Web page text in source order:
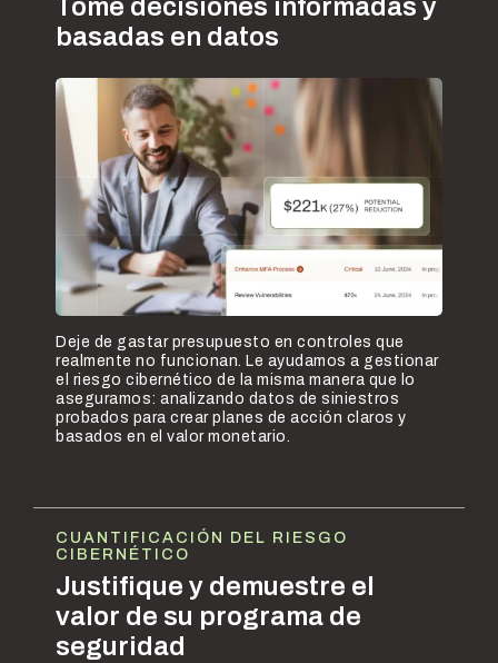
Tome decisiones informadas y
basadas en datos
Deje de gastar presupuesto en controles que
realmente no funcionan. Le ayudamos a gestionar
el riesgo cibernético de la misma manera que lo
aseguramos: analizando datos de siniestros
probados para crear planes de acción claros y
basados en el valor monetario.
Justifique y demuestre el
valor de su programa de
seguridad
CUANTIFICACIÓN DEL RIESGO
CIBERNÉTICO